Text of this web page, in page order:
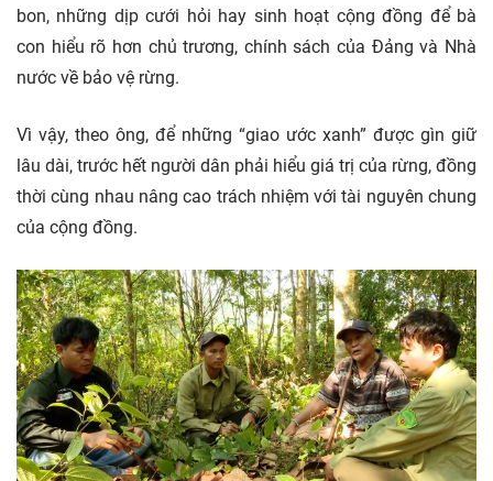
bon, những dịp cưới hỏi hay sinh hoạt cộng đồng để bà
con hiểu rõ hơn chủ trương, chính sách của Đảng và Nhà
nước về bảo vệ rừng.
Vì vậy, theo ông, để những “giao ước xanh” được gìn giữ
lâu dài, trước hết người dân phải hiểu giá trị của rừng, đồng
thời cùng nhau nâng cao trách nhiệm với tài nguyên chung
của cộng đồng.